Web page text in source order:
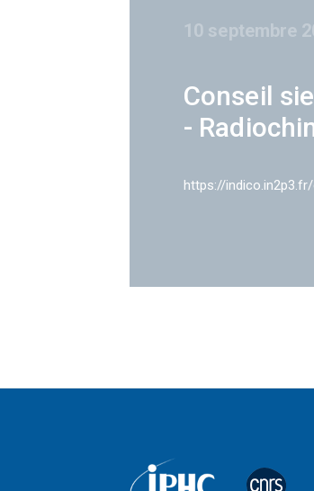
10 septembre
Conseil
-
https://